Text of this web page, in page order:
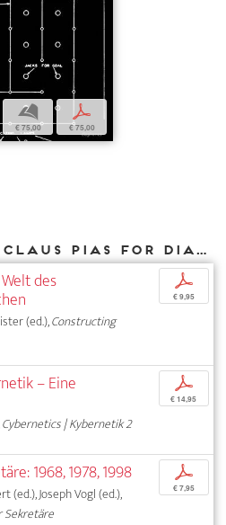
b
€ 75,00
p
€ 75,00
Other texts by Claus Pias for DIAPHANES
des
(ed.),Constructing
p
€ 9,95
– Eine
Cybernetics | Kybernetik 2
p
€ 14,95
1968, 1978, 1998
(ed.), Joseph Vogl (ed.),
Sekretäre
p
€ 7,95